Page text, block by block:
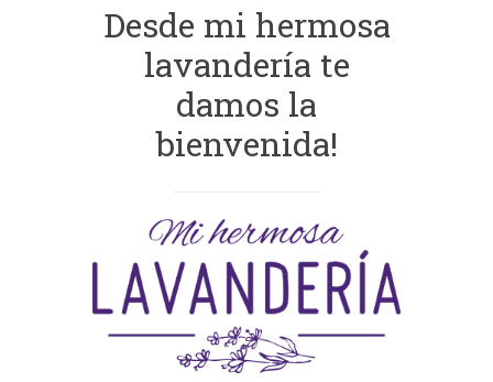
Desde mi hermosa
lavandería te
damos la
bienvenida!